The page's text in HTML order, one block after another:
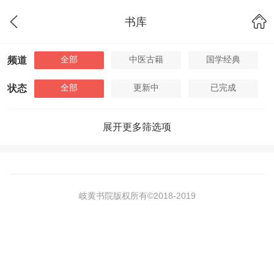
书库
频道 全部 中医古籍 国学经典
状态 全部 更新中 已完成
展开更多筛选项
岐黄书院版权所有©2018-2019